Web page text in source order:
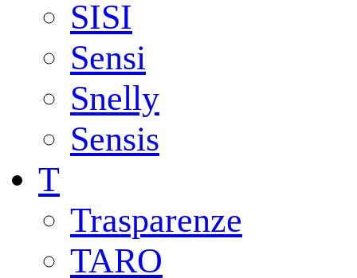
SISI
Sensi
Snelly
Sensis
T
Trasparenze
TARO